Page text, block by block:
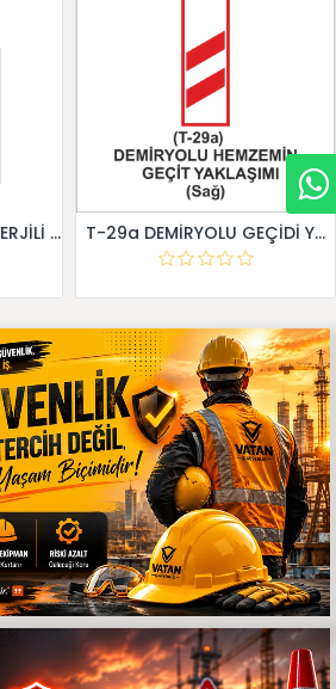
SOLAR LED'Lİ GÜNEŞ ENERJİLİ LEVHA T-29a DEMİRYOLU GEÇİDİ YAKLAŞIM LEVHALARI (Sağ)